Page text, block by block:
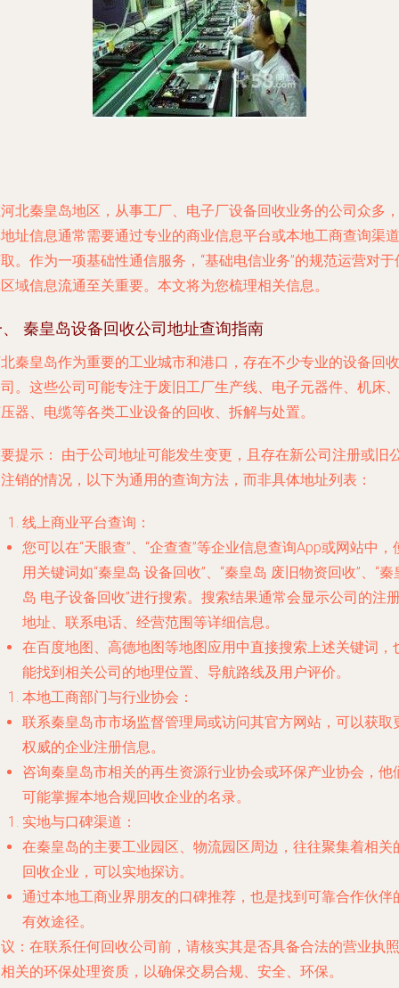
北秦皇岛地区，从事工厂、电子厂设备回收业务的公司众多，
址信息通常需要通过专业的商业信息平台或本地工商查询渠道
。作为一项基础性通信服务，“基础电信业务”的规范运营对于
域信息流通至关重要。本文将为您梳理相关信息。
秦皇岛设备回收公司地址查询指南
秦皇岛作为重要的工业城市和港口，存在不少专业的设备回收
。这些公司可能专注于废旧工厂生产线、电子元器件、机床、
器、电缆等各类工业设备的回收、拆解与处置。
提示：
由于公司地址可能发生变更，且存在新公司注册或旧
销的情况，以下为通用的查询方法，而非具体地址列表：
线上商业平台查询 ：
您可以在“天眼查”、“企查查”等企业信息查询App或网站中，
用关键词如“秦皇岛 设备回收”、“秦皇岛 废旧物资回收”、“秦
岛 电子设备回收”进行搜索。搜索结果通常会显示公司的注
地址、联系电话、经营范围等详细信息。
在百度地图、高德地图等地图应用中直接搜索上述关键词，
能找到相关公司的地理位置、导航路线及用户评价。
本地工商部门与行业协会 ：
联系秦皇岛市市场监督管理局或访问其官方网站，可以获取
权威的企业注册信息。
咨询秦皇岛市相关的再生资源行业协会或环保产业协会，他
可能掌握本地合规回收企业的名录。
实地与口碑渠道 ：
在秦皇岛的主要工业园区、物流园区周边，往往聚集着相关
回收企业，可以实地探访。
通过本地工商业界朋友的口碑推荐，也是找到可靠合作伙伴
有效途径。
：在联系任何回收公司前，请核实其是否具备合法的营业执照
关的环保处理资质，以确保交易合规、安全、环保。